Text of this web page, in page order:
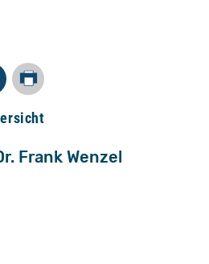
Drucken
Frank Wenzel